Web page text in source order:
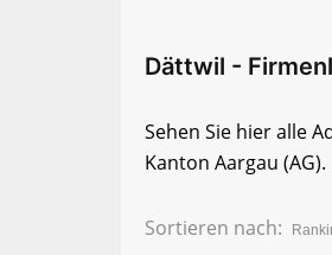
Dättwil -
Sehen Sie hier alle
Kanton Aargau
Sortieren nach: